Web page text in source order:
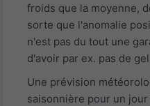
froids que la moyenne,
sorte que l'anomalie
n'est pas du tout une
d'avoir par ex. pas de
Une prévision
saisonnière pour un jour